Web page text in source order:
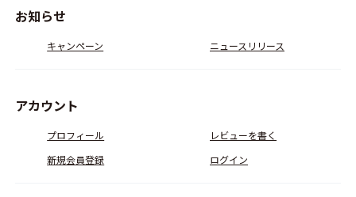
お知らせ
キャンペーン ニュースリリース
アカウント
プロフィール
レビューを書く
新規会員登録
ログイン